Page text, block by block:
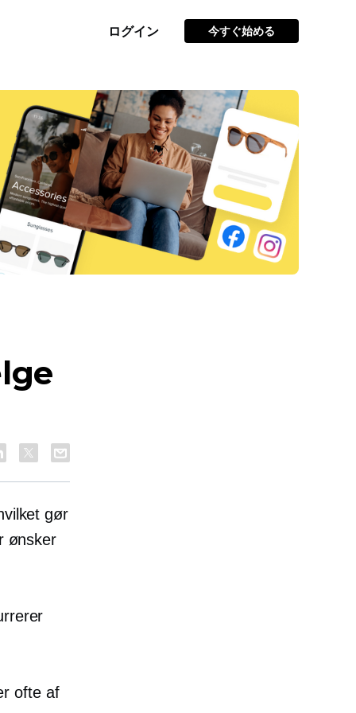
ログイン 今すぐ始める
gør
ønsker
ofte af